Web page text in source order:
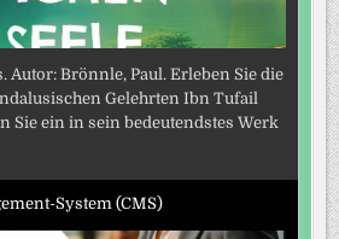
Autor: Brönnle, Paul. Erleben Sie die
Gelehrten Ibn Tufail
Sie ein in sein bedeutendstes Werk
System (CMS)